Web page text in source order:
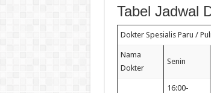
Tabel Jadwal
Dokter Spesialis Paru /
Nama
Dokter
Senin
16:00-